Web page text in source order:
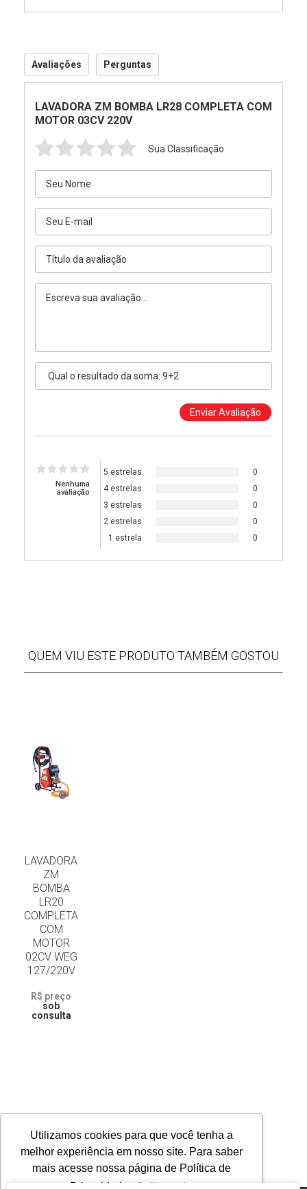
Utilizamos cookies para que você tenha a
melhor experiência em nosso site. Para saber
mais acesse nossa página de Política de
Avaliações Perguntas
LAVADORA ZM BOMBA LR28 COMPLETA COM
MOTOR 03CV 220V
Sua Classificação
Nenhuma
avaliação
5 estrelas
0
4 estrelas
0
3 estrelas
0
2 estrelas
0
1 estrela
0
QUEM VIU ESTE PRODUTO TAMBÉM GOSTOU
LAVADORA
ZM
BOMBA
LR20
COMPLETA
COM
MOTOR
02CV WEG
127/220V
R$ preço
sob
consulta